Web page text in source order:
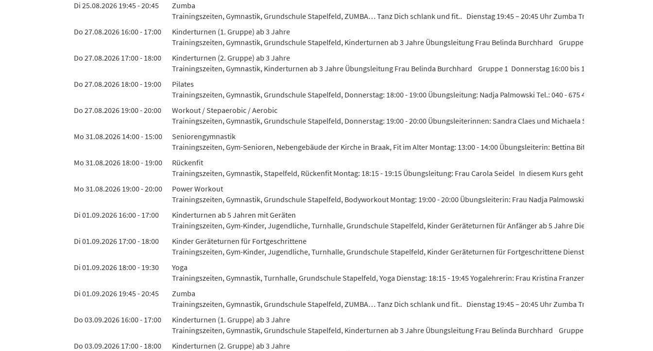
Di 25.08.2026 19:45 - 20:45
Zumba
Trainingszeiten, Gymnastik, Grundschule Stapelfeld, ZUMBA… Tanz Dich schlank und fit.. Dienstag 19:45 – 20:45 Uhr Zumba Trainerin: Melanie
Do 27.08.2026 16:00 - 17:00
Kinderturnen (1. Gruppe) ab 3 Jahre
Trainingszeiten, Gymnastik, Grundschule Stapelfeld, Kinderturnen ab 3 Jahre Übungsleitung Frau Belinda Burchhard Gruppe 1 Donnerstag 16:00
Do 27.08.2026 17:00 - 18:00
Kinderturnen (2. Gruppe) ab 3 Jahre
Trainingszeiten, Gymnastik, Kinderturnen ab 3 Jahre Übungsleitung Frau Belinda Burchhard Gruppe 1 Donnerstag 16:00 bis 17:00 Uhr Gruppe 2
Do 27.08.2026 18:00 - 19:00
Pilates
Trainingszeiten, Gymnastik, Grundschule Stapelfeld, Donnerstag: 18:00 - 19:00 Übungsleitung: Nadja Palmowski Tel.: 040 - 675 42 22 Training für...
Do 27.08.2026 19:00 - 20:00
Workout / Stepaerobic / Aerobic
Trainingszeiten, Gymnastik, Grundschule Stapelfeld, Donnerstag: 19:00 - 20:00 Übungsleiterinnen: Sandra Claes und Michaela Siedenburg - Kraft-
Mo 31.08.2026 14:00 - 15:00
Seniorengymnastik
Trainingszeiten, Gym-Senioren, Nebengebäude der Kirche in Braak, Fit im Alter Montag: 13:00 - 14:00 Übungsleiterin: Bettina Bitel Der Kurs wend...
Mo 31.08.2026 18:00 - 19:00
Rückenfit
Trainingszeiten, Gymnastik, Stapelfeld, Rückenfit Montag: 18:15 - 19:15 Übungsleitung: Frau Carola Seidel In diesem Kurs geht es nicht nur darum...
Mo 31.08.2026 19:00 - 20:00
Power Workout
Trainingszeiten, Gymnastik, Grundschule Stapelfeld, Bodyworkout Montag: 19:00 - 20:00 Übungsleiterin: Frau Nadja Palmowski Kraft- und
Di 01.09.2026 16:00 - 17:00
Kinderturnen ab 5 Jahren mit Geräten
Trainingszeiten, Gym-Kinder, Jugendliche, Turnhalle, Grundschule Stapelfeld, Kinder Geräteturnen für Anfänger ab 5 Jahre Dienstag um 16:00 bis
Di 01.09.2026 17:00 - 18:00
Kinder Geräteturnen für Fortgeschrittene
Trainingszeiten, Gym-Kinder, Jugendliche, Turnhalle, Grundschule Stapelfeld, Kinder Geräteturnen für Fortgeschrittene Dienstag um 17:00 bis
Di 01.09.2026 18:00 - 19:30
Yoga
Trainingszeiten, Gymnastik, Turnhalle, Grundschule Stapelfeld, Yoga Dienstag: 18:15 - 19:45 Yogalehrerin: Frau Kristina Franzen Yoga tut gut,
Di 01.09.2026 19:45 - 20:45
Zumba
Trainingszeiten, Gymnastik, Grundschule Stapelfeld, ZUMBA… Tanz Dich schlank und fit.. Dienstag 19:45 – 20:45 Uhr Zumba Trainerin: Melanie
Do 03.09.2026 16:00 - 17:00
Kinderturnen (1. Gruppe) ab 3 Jahre
Trainingszeiten, Gymnastik, Grundschule Stapelfeld, Kinderturnen ab 3 Jahre Übungsleitung Frau Belinda Burchhard Gruppe 1 Donnerstag 16:00
Do 03.09.2026 17:00 - 18:00
Kinderturnen (2. Gruppe) ab 3 Jahre